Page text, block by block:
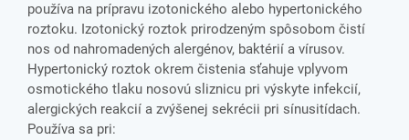
používa na prípravu izotonického alebo hypertonického
roztoku. Izotonický roztok prirodzeným spôsobom čistí
nos od nahromadených alergénov, baktérií a vírusov.
Hypertonický roztok okrem čistenia sťahuje vplyvom
osmotického tlaku nosovú sliznicu pri výskyte infekcií,
alergických reakcií a zvýšenej sekrécii pri sínusitídach.
Používa sa pri: